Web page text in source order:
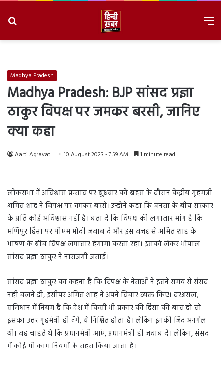
Madhya Pradesh
Madhya Pradesh: BJP सांसद प्रज्ञा
ठाकुर विपक्ष पर जमकर बरसी, जानिए
क्या कहा
Aarti Agravat 10 August 2023 - 7:59 AM 1 minute read
लोकसभा में अविश्वास प्रस्ताव पर बुधवार को बहस के दौरान केंद्रीय गृहमंत्री
अमित शाह ने विपक्ष पर जमकर बरसे। उन्होंने कहा कि जनता के बीच सरकार
के प्रति कोई अविश्वास नहीं है। बता दें कि विपक्ष की लगातार मांग है कि
मणिपुर हिंसा पर पीएम मोदी जवाब दें और इस वजह से अमित शाह के
भाषण के बीच विपक्ष लगातार हंगामा करता रहा। इसको लेकर भोपाल
सांसद प्रज्ञा ठाकुर ने नाराजगी जताई।
सांसद प्रज्ञा ठाकुर का कहना है कि विपक्ष के नेताओं ने इतने समय से संसद
नहीं चलने दी, इसीपर अमित शाह ने अपने विचार व्यक्त किए। दरअसल,
संविधान में नियम है कि देश में किसी भी प्रकार की हिंसा की बात हो तो
इसका उत्तर गृहमंत्री ही देंगे, ये निश्चित होता है। लेकिन इनकी जिद अनर्गल
थी। वह चाहते थे कि प्रधानमंत्री आएं, प्रधानमंत्री ही जवाब दें। लेकिन, संसद
में कोई भी काम नियमों के तहत किया जाता है।